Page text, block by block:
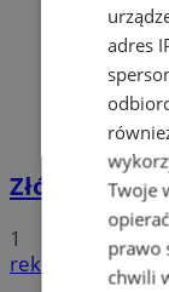
Złóż
1
reklama
adres
Twoje
prawo
chwili